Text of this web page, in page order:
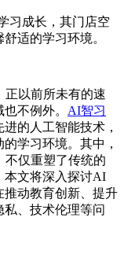
习成长，其门店空
适的学习环境。
正以前所未有的速
也不例外。 AI智习
的人工智能技术，
学习环境。其中，
不仅重塑了传统的
本文将深入探讨AI
推动教育创新、提升
、技术伦理等问